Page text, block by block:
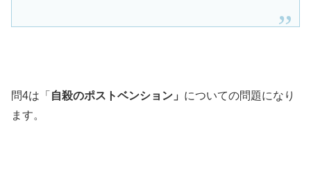
問4は「 自殺のポストベンション」 についての問題になり
ます。